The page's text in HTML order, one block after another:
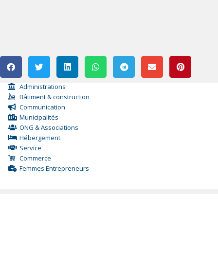
Administrations
Bâtiment & construction
Communication
Municipalités
ONG & Associations
Hébergement
Service
Commerce
Femmes Entrepreneurs